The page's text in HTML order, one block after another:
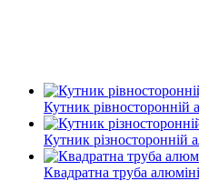
Кутник рівносторонній
Кутник різносторонній
Квадратна труба